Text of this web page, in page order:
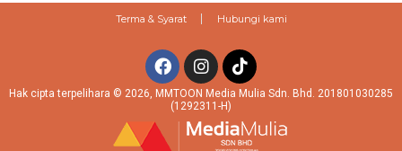
Terma & Syarat Hubungi kami
Hak cipta terpelihara © 2026, MMTOON Media Mulia Sdn. Bhd. 201801030285
(1292311-H)